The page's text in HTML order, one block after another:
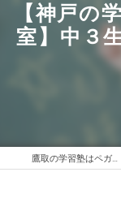
【神戸の
室】中３
鷹取の学習塾はペガサス新長田教室